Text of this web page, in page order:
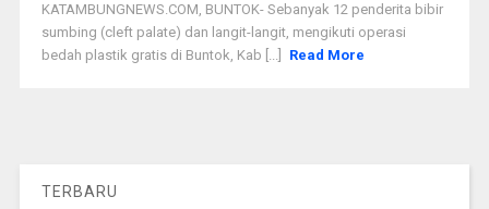
KATAMBUNGNEWS.COM, BUNTOK- Sebanyak 12 penderita bibir
sumbing (cleft palate) dan langit-langit, mengikuti operasi
bedah plastik gratis di Buntok, Kab [...]
Read More
TERBARU